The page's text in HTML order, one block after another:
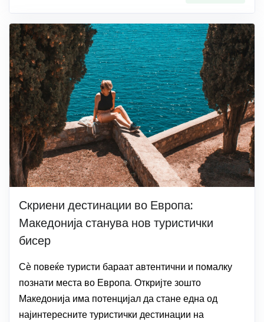
Скриени дестинации во Европа:
Македонија станува нов туристички
бисер
Сѐ повеќе туристи бараат автентични и помалку
познати места во Европа. Откријте зошто
Македонија има потенцијал да стане една од
најинтересните туристички дестинации на